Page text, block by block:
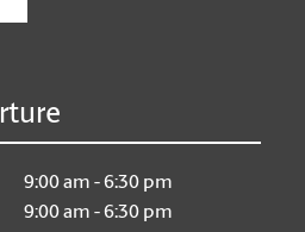
9:00 am - 6:30 pm
9:00 am - 6:30 pm